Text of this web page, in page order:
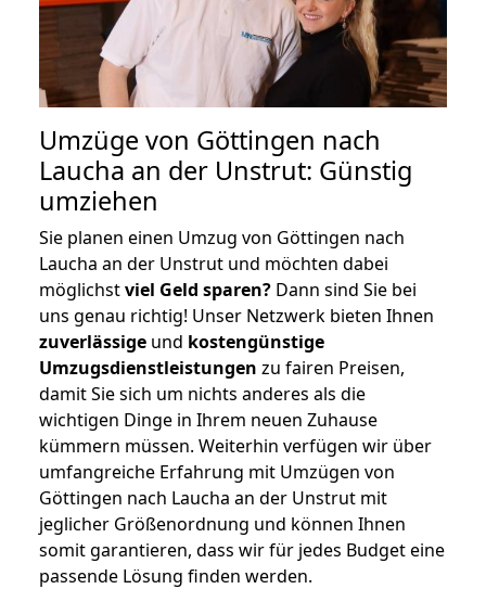
Umzüge von Göttingen nach
Laucha an der Unstrut: Günstig
umziehen
Sie planen einen Umzug von Göttingen nach
Laucha an der Unstrut und möchten dabei
möglichstviel Geld sparen? Dann sind Sie bei
uns genau richtig! Unser Netzwerk bieten Ihnen
zuverlässige und kostengünstige
Umzugsdienstleistungen zu fairen Preisen,
damit Sie sich um nichts anderes als die
wichtigen Dinge in Ihrem neuen Zuhause
kümmern müssen. Weiterhin verfügen wir über
umfangreiche Erfahrung mit Umzügen von
Göttingen nach Laucha an der Unstrut mit
jeglicher Größenordnung und können Ihnen
somit garantieren, dass wir für jedes Budget eine
passende Lösung finden werden.